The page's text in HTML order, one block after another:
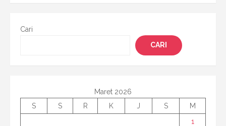
Cari
CARI
Maret 2026
S
S R K J S
M
1